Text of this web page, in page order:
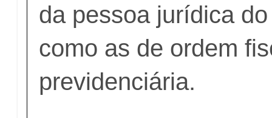
da pessoa jurídica
como as de ordem
previdenciária.